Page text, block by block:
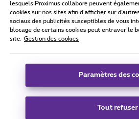
Tous droits réservés. © 2026 Proximus
Conditions générales, info consommateur
Coordonnées de l’entreprise
Boulevard du Roi Albert II 27 - B-1030
lesquels Proximus collabore peuvent
cookies sur nos sites afin d’afficher sur
sociaux des publicités susceptibles de vous
blocage de certains cookies peut entraver le
site.
Gestion des cookies
Paramètres des
Tout refuser